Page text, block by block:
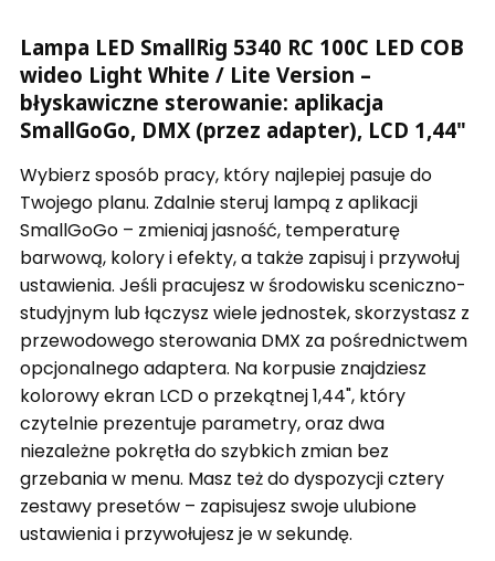
Lampa LED SmallRig 5340 RC 100C LED COB
wideo Light White / Lite Version –
błyskawiczne sterowanie: aplikacja
SmallGoGo, DMX (przez adapter), LCD 1,44"
Wybierz sposób pracy, który najlepiej pasuje do
Twojego planu. Zdalnie steruj lampą z aplikacji
SmallGoGo – zmieniaj jasność, temperaturę
barwową, kolory i efekty, a także zapisuj i przywołuj
ustawienia. Jeśli pracujesz w środowisku sceniczno-
studyjnym lub łączysz wiele jednostek, skorzystasz z
przewodowego sterowania DMX za pośrednictwem
opcjonalnego adaptera. Na korpusie znajdziesz
kolorowy ekran LCD o przekątnej 1,44", który
czytelnie prezentuje parametry, oraz dwa
niezależne pokrętła do szybkich zmian bez
grzebania w menu. Masz też do dyspozycji cztery
zestawy presetów – zapisujesz swoje ulubione
ustawienia i przywołujesz je w sekundę.